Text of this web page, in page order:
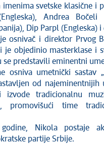
imenima svetske klasične i
Andrea Bočeli
Dip Parpl (Engleska) i
osnivač i direktor Prvog
je objedinio masterklase i
se predstavili eminentni
osniva umetnički sastav
od najeminentnijih
izvode tradicionalnu
promovišući time
Nikola postaje
partije Srbije.